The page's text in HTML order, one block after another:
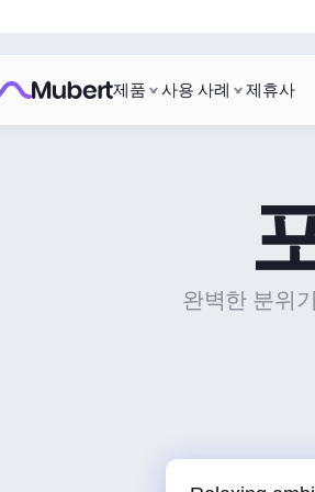
완벽한 분위
제품 사용 사례 제휴사